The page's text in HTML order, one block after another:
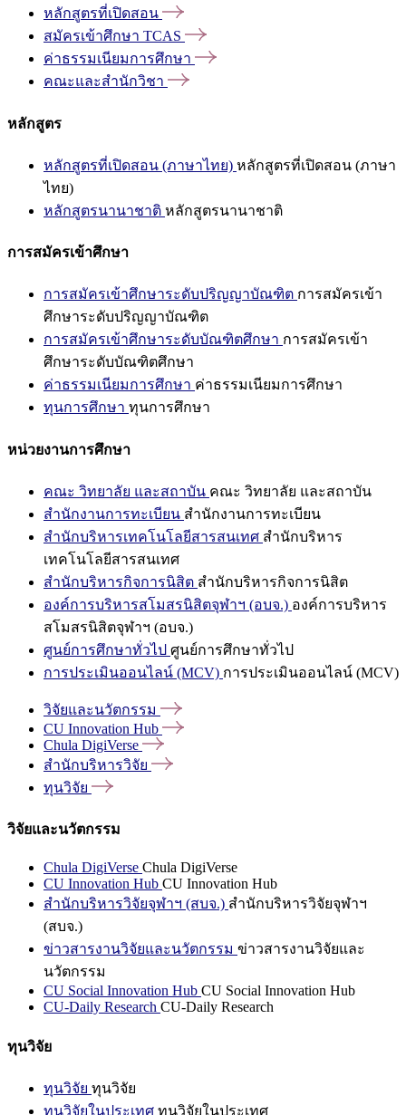
หลักสูตรที่เปิดสอน
สมัครเข้าศึกษา TCAS
ค่าธรรมเนียมการศึกษา
คณะและสำนักวิชา
หลักสูตร
หลักสูตรที่เปิดสอน (ภาษาไทย) หลักสูตรที่เปิดสอน (ภาษา
ไทย)
หลักสูตรนานาชาติ หลักสูตรนานาชาติ
การสมัครเข้าศึกษา
การสมัครเข้าศึกษาระดับปริญญาบัณฑิต การสมัครเข้า
ศึกษาระดับปริญญาบัณฑิต
การสมัครเข้าศึกษาระดับบัณฑิตศึกษา การสมัครเข้า
ศึกษาระดับบัณฑิตศึกษา
ค่าธรรมเนียมการศึกษา ค่าธรรมเนียมการศึกษา
ทุนการศึกษา ทุนการศึกษา
หน่วยงานการศึกษา
คณะ วิทยาลัย และสถาบัน คณะ วิทยาลัย และสถาบัน
สำนักงานการทะเบียน สำนักงานการทะเบียน
สำนักบริหารเทคโนโลยีสารสนเทศ สำนักบริหาร
เทคโนโลยีสารสนเทศ
สำนักบริหารกิจการนิสิต สำนักบริหารกิจการนิสิต
องค์การบริหารสโมสรนิสิตจุฬาฯ (อบจ.) องค์การบริหาร
สโมสรนิสิตจุฬาฯ (อบจ.)
ศูนย์การศึกษาทั่วไป ศูนย์การศึกษาทั่วไป
การประเมินออนไลน์ (MCV) การประเมินออนไลน์ (MCV)
วิจัยและนวัตกรรม
CU Innovation Hub
Chula DigiVerse
สำนักบริหารวิจัย
ทุนวิจัย
วิจัยและนวัตกรรม
Chula DigiVerse Chula DigiVerse
CU Innovation Hub CU Innovation Hub
สำนักบริหารวิจัยจุฬาฯ (สบจ.) สำนักบริหารวิจัยจุฬาฯ
(สบจ.)
ข่าวสารงานวิจัยและนวัตกรรม ข่าวสารงานวิจัยและ
นวัตกรรม
CU Social Innovation Hub CU Social Innovation Hub
CU-Daily Research CU-Daily Research
ทุนวิจัย
ทุนวิจัย ทุนวิจัย
ทุนวิจัยในประเทศ ทุนวิจัยในประเทศ